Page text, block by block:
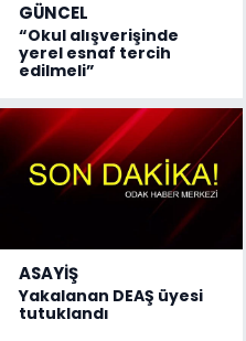
GÜNCEL
“Okul alışverişinde
yerel esnaf tercih
edilmeli”
ASAYİŞ
Yakalanan DEAŞ üyesi
tutuklandı